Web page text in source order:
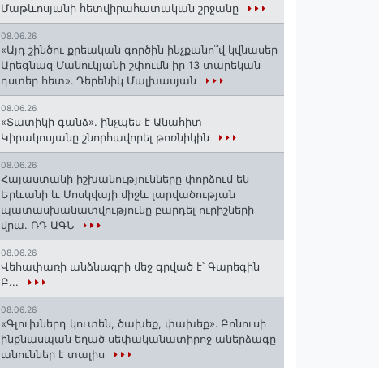
Մաթևոսյանի հետվիրահատական շրջանը
08.06.26
«Այդ շինծու քրեական գործին ինչքանո՞վ կվնասեր
Արեգնազ Մանուկյանի շփումն իր 13 տարեկան
դստեր հետ»․ Դերենիկ Մալխասյան
08.06.26
«Տատիկի գանձ». ինչպես է Անահիտ
Կիրակոսյանը շնորհավորել թոռնիկին
08.06.26
Հայաստանի իշխանությունները փորձում են
Երևանի և Մոսկվայի միջև լարվածության
պատասխանատվությունը բարդել ուրիշների
վրա. ՌԴ ԱԳՆ
08.06.26
Վեհափառի անձնագրի մեջ գրված է՝ Գարեգին
Բ...
08.06.26
«Գլուխներդ կուտեն, ծախեք, փախեք»․ Բոնուսի
ինքնասպան եղած սեփականատիրոջ աներձագը
անուններ է տալիս